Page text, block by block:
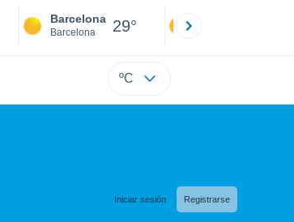
Barcelona
Barcelona 29°
ºC
Iniciar sesión Registrarse